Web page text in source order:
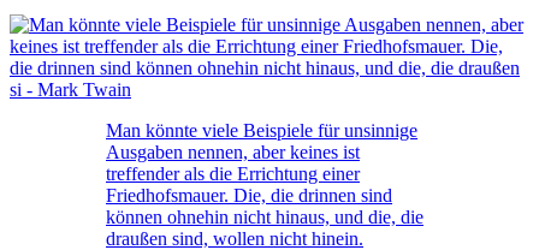
Man könnte viele Beispiele für unsinnige
Ausgaben nennen, aber keines ist
treffender als die Errichtung einer
Friedhofsmauer. Die, die drinnen sind
können ohnehin nicht hinaus, und die, die
draußen sind, wollen nicht hinein.